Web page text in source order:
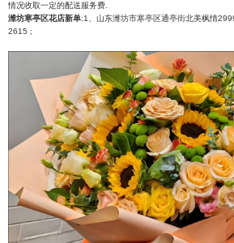
情况收取一定的配送服务费.
潍坊寒亭区花店新单:1、山东潍坊市寒亭区通亭街北美枫情
2615 ;